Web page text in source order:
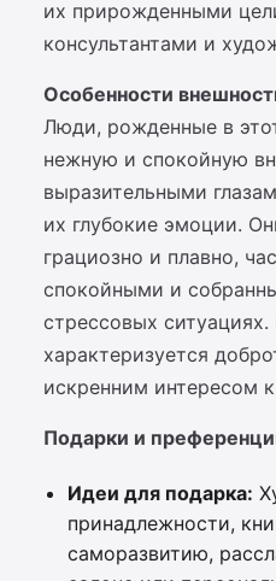
их прирожденными
консультантами и
Особенности
Люди, рожденные в
нежную и спокойную
выразительными
их глубокие эмоции.
грациозно и плавно,
спокойными и
стрессовых
характеризуется
искренним интересом
Подарки и
Идеи для подарка:
принадлежности,
саморазвитию,